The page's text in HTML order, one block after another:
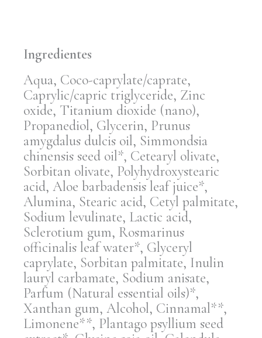
Ingredientes
Aqua, Coco-caprylate/caprate,
Caprylic/capric triglyceride, Zinc
oxide, Titanium dioxide (nano),
Propanediol, Glycerin, Prunus
amygdalus dulcis oil, Simmondsia
chinensis seed oil*, Cetearyl olivate,
Sorbitan olivate, Polyhydroxystearic
acid, Aloe barbadensis leaf juice*,
Alumina, Stearic acid, Cetyl palmitate,
Sodium levulinate, Lactic acid,
Sclerotium gum, Rosmarinus
officinalis leaf water*, Glyceryl
caprylate, Sorbitan palmitate, Inulin
lauryl carbamate, Sodium anisate,
Parfum (Natural essential oils)*,
Xanthan gum, Alcohol, Cinnamal**,
Limonene**, Plantago psyllium seed